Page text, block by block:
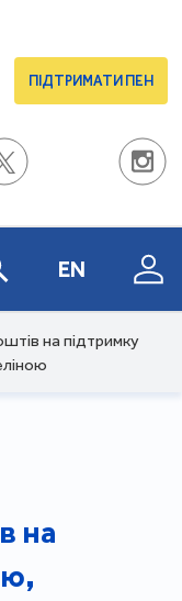
ПІДТРИМАТИ ПЕН
EN
на підтримку
на